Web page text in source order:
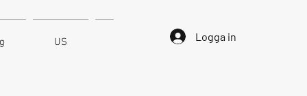
US Logga in